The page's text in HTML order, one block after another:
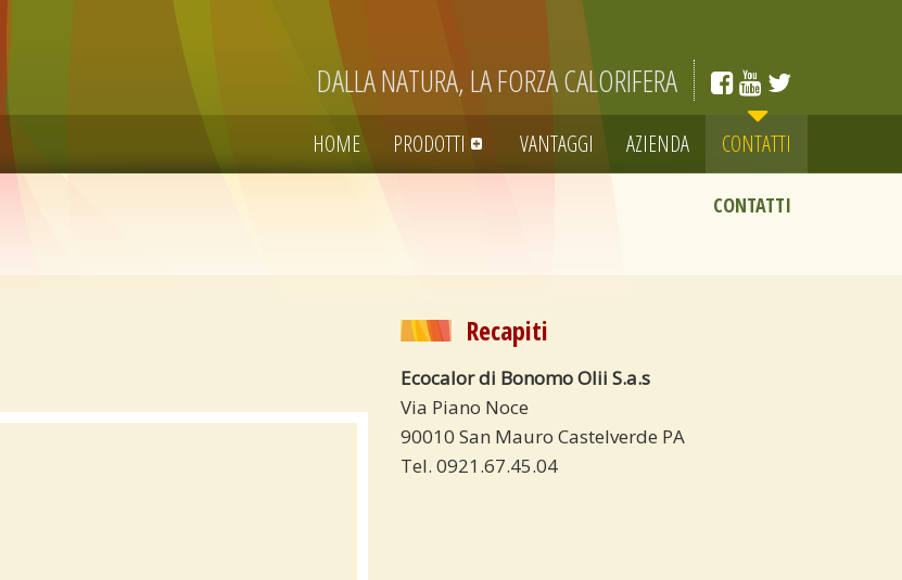
DALLA NATURA, LA FORZA CALORIFERA
HOME PRODOTTI VANTAGGI AZIENDA CONTATTI
CONTATTI
Recapiti
Ecocalor di Bonomo Olii S.a.s
Via Piano Noce
90010 San Mauro Castelverde PA
Tel. 0921.67.45.04